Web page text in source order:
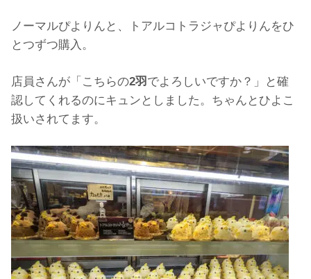
ノーマルぴよりんと、トアルコトラジャぴよりんをひ
とつずつ購入。
店員さんが「こちらの2羽 でよろしいですか？」と確
認してくれるのにキュンとしました。ちゃんとひよこ
扱いされてます。